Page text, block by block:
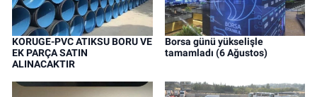
KORUGE-PVC ATIKSU BORU VE
EK PARÇA SATIN
ALINACAKTIR
Borsa günü yükselişle
tamamladı (6 Ağustos)